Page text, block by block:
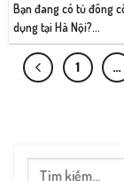
Bạn đang có tủ đông
dụng tại Hà Nội?...
1 …
Tìm